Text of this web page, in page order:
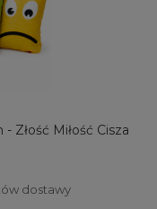
Złość Miłość Cisza
dostawy